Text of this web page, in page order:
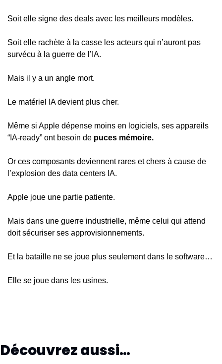
Soit elle signe des deals avec les meilleurs modèles.
Soit elle rachète à la casse les acteurs qui n’auront pas
survécu à la guerre de l’IA.
Mais il y a un angle mort.
Le matériel IA devient plus cher.
Même si Apple dépense moins en logiciels, ses appareils
“IA-ready” ont besoin de puces mémoire.
Or ces composants deviennent rares et chers à cause de
l’explosion des data centers IA.
Apple joue une partie patiente.
Mais dans une guerre industrielle, même celui qui attend
doit sécuriser ses approvisionnements.
Et la bataille ne se joue plus seulement dans le software…
Elle se joue dans les usines.
Découvrez aussi…